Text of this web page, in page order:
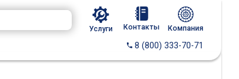
Услуги Контакты Компания
8 (800) 333-70-71